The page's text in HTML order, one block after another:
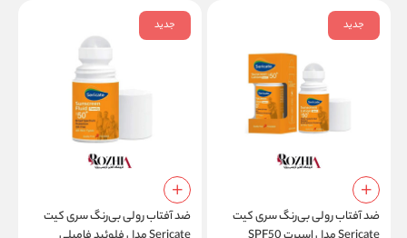
جدید
ضد آفتاب رولی بی‌رنگ سری کیت
جدید
ضد آفتاب رولی بی‌رنگ سری کیت